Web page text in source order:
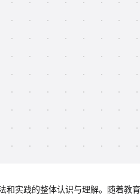
实践的整体认识与理解。随着教